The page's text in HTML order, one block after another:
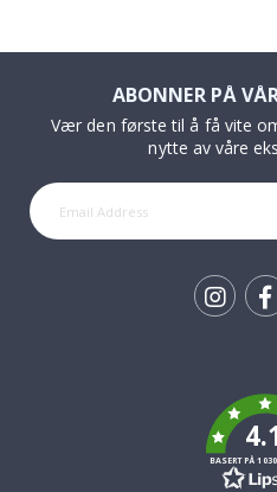
ABONNER PÅ
Vær den første til å få vite
nytte av våre
BASERT PÅ